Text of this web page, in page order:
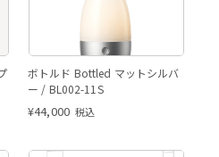
ボトルド Bottled マットシルバ
ー / BL002-11S
¥44,000 税込